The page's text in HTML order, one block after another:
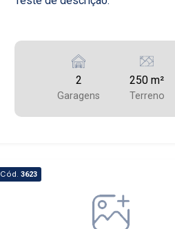
2
Garagens
250 m²
Terreno
Cód. 3623